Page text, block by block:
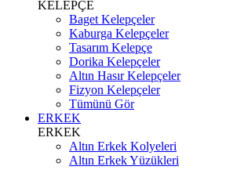
KELEPÇE
Baget Kelepçeler
Kaburga Kelepçeler
Tasarım Kelepçe
Dorika Kelepçeler
Altın Hasır Kelepçeler
Fizyon Kelepçeler
Tümünü Gör
ERKEK
ERKEK
Altın Erkek Kolyeleri
Altın Erkek Yüzükleri